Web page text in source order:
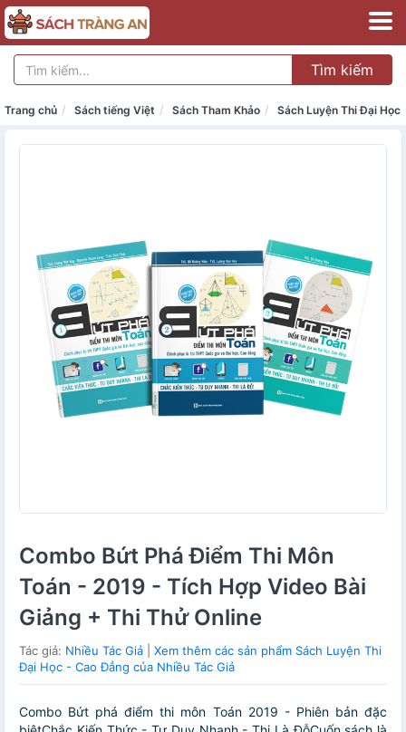
Tìm kiếm
Trang chủ Sách tiếng Việt Sách Tham Khảo Sách Luyện Thi Đại Học
Combo Bứt Phá Điểm Thi Môn
Toán - 2019 - Tích Hợp Video Bài
Giảng + Thi Thử Online
Tác giả: Nhiều Tác Giả
Xem thêm các sản phẩm Sách Luyện Thi
Đại Học - Cao Đẳng của Nhiều Tác Giả
Combo Bứt phá điểm thi môn Toán 2019 - Phiên bản đặc